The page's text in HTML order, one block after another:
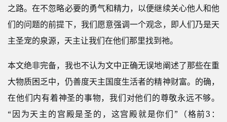
之路。在不忽略必要的勇气和精力，以便继续关心他人和他
们的问题的前提下，我们愿意强调一个观念，即人们乃是天
主圣宠的泉源，天主让我们在他们那里找到祂。
本文绝非完备，我也不认为文中正确无误地阐述了那些在重
大物质困乏中，仍善度天主国度生活者的精神财富。的确，
在他们内有着神圣的事物，我们对他们的尊敬永远不够。
“因为天主的宫殿是圣的，这宫殿就是你们”（格前3：